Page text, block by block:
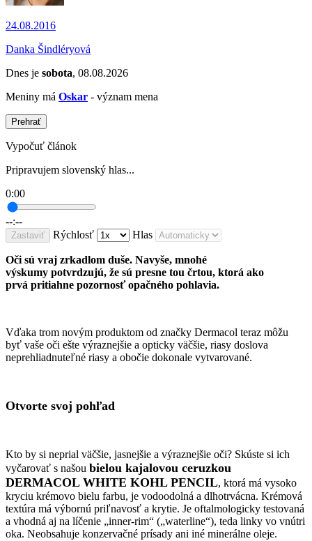
24.08.2016
Danka Šindléryová
Dnes je sobota, 08.08.2026
Meniny má Oskar - význam mena
Prehrať
Vypočuť článok
Pripravujem slovenský hlas...
0:00
--:--
Zastaviť Rýchlosť Hlas
Oči sú vraj zrkadlom duše. Navyše, mnohé
výskumy potvrdzujú, že sú presne tou črtou, ktorá ako
prvá pritiahne pozornosť opačného pohlavia.
Vďaka trom novým produktom od značky Dermacol teraz môžu
byť vaše oči ešte výraznejšie a opticky väčšie, riasy doslova
neprehliadnuteľné riasy a obočie dokonale vytvarované.
Otvorte svoj pohľad
Kto by si neprial väčšie, jasnejšie a výraznejšie oči? Skúste si ich
vyčarovať s našou bielou kajalovou ceruzkou
DERMACOL WHITE KOHL PENCIL, ktorá má vysoko
kryciu krémovo bielu farbu, je vodoodolná a dlhotrvácna. Krémová
textúra má výbornú priľnavosť a krytie. Je oftalmologicky testovaná
a vhodná aj na líčenie „inner-rim“ („waterline“), teda linky vo vnútri
oka. Neobsahuje konzervačné prísady ani iné minerálne oleje.